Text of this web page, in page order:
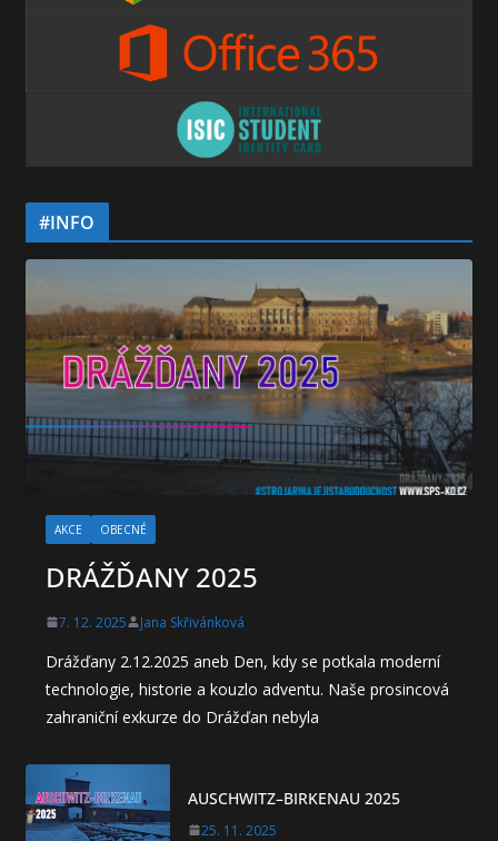
#INFO
AKCE OBECNÉ
DRÁŽĎANY 2025
7. 12. 2025 Jana Skřivánková
Drážďany 2.12.2025 aneb Den, kdy se potkala moderní
technologie, historie a kouzlo adventu. Naše prosincová
zahraniční exkurze do Drážďan nebyla
AUSCHWITZ–BIRKENAU 2025
25. 11. 2025